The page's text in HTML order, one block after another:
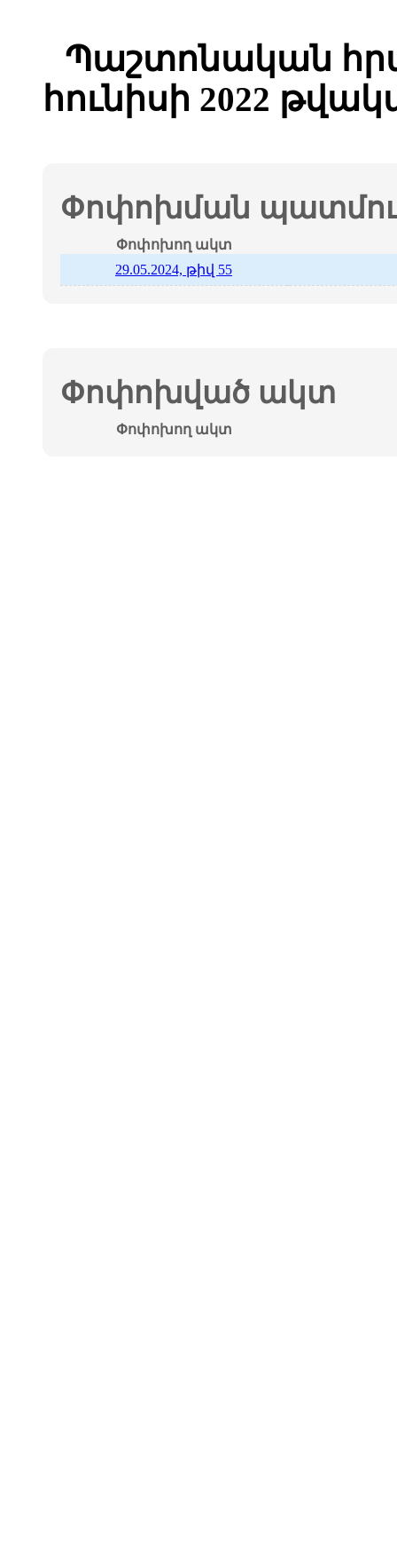
Պաշտոնական
հունիսի 2022
Փոփոխման
Փոփոխող ակտ
29.05.2024, թիվ 55
Փոփոխված ակտ
Փոփոխող ակտ